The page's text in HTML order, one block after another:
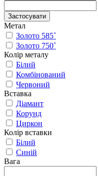
Застосувати
Метал
Золото 585˚
Золото 750˚
Колір металу
Білий
Комбінований
Червоний
Вставка
Діамант
Корунд
Циркон
Колір вставки
Білий
Синій
Вага